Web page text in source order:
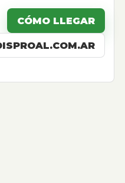
CÓMO LLEGAR